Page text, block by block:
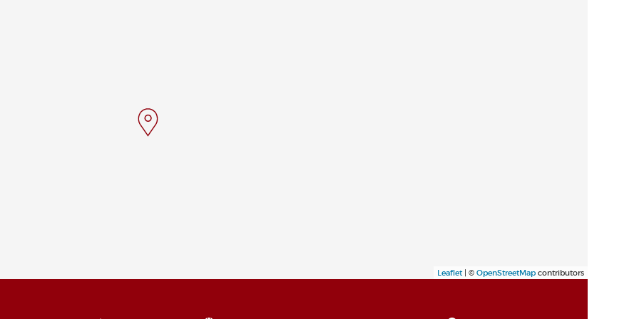
Leaflet| © OpenStreetMap contributors